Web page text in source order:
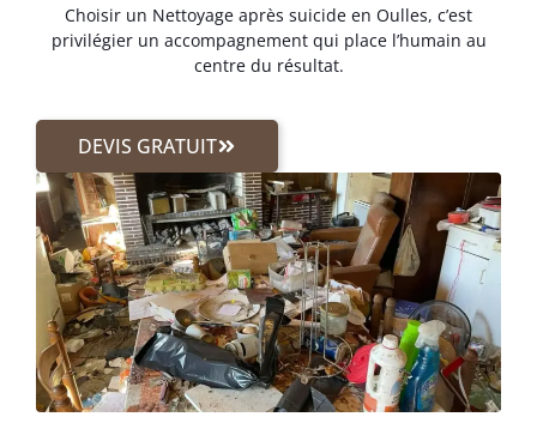
Choisir un Nettoyage après suicide en Oulles, c’est
privilégier un accompagnement qui place l’humain au
centre du résultat.
DEVIS GRATUIT